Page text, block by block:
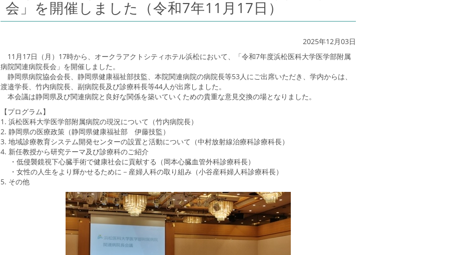
会」を開催しました（令和7年11月17日）
2025年12月03日
11月17日（月）17時から、オークラアクトシティホテル浜松において、「令和7年度浜松医科大学医学部附属
病院関連病院長会」を開催しました。
静岡県病院協会会長、静岡県健康福祉部技監、本院関連病院の病院長等53人にご出席いただき、学内からは、
渡邉学長、竹内病院長、副病院長及び診療科長等44人が出席しました。
本会議は静岡県及び関連病院と良好な関係を築いていくための貴重な意見交換の場となりました。
【プログラム】
1. 浜松医科大学医学部附属病院の現況について（竹内病院長）
2. 静岡県の医療政策（静岡県健康福祉部 伊藤技監）
3. 地域診療教育システム開発センターの設置と活動について（中村放射線治療科診療科長）
4. 新任教授から研究テーマ及び診療科のご紹介
・低侵襲鏡視下心臓手術で健康社会に貢献する（岡本心臓血管外科診療科長）
・女性の人生をより輝かせるために－産婦⼈科の取り組み（小谷産科婦人科診療科長）
5. その他